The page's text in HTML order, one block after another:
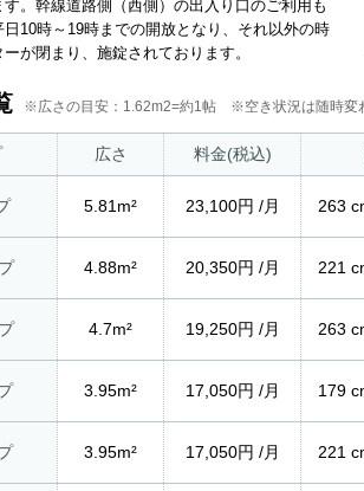
。幹線道路側（西側）の出入り口のご利用も
10時～19時までの開放となり、それ以外の時
が閉まり、施錠されております。
※広さの目安：1.62m2=約1帖 ※空き状況は随時変
広さ 料金(税込)
5.81m² 23,100円 /月 263
4.88m² 20,350円 /月 221
4.7m² 19,250円 /月 263
3.95m² 17,050円 /月 179
3.95m² 17,050円 /月 221